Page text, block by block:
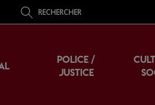
RECHERCHER
POLICE /
JUSTICE